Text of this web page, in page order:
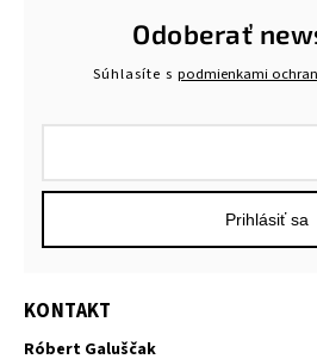
Odoberať
Súhlasíte s podmienkami
Prihlásiť sa
KONTAKT
Róbert Galuščak